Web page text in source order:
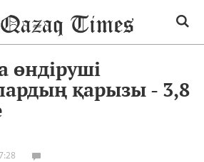
өндіруші
қарызы - 3,8